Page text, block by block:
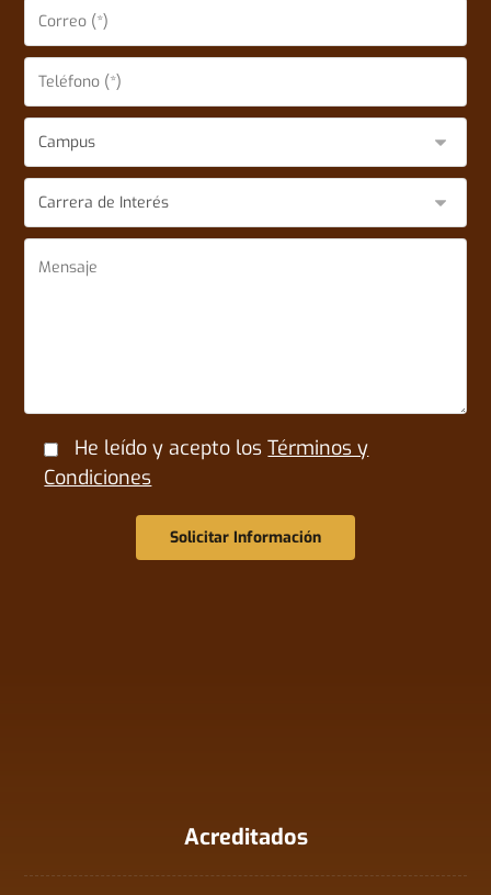
He leído y acepto losTérminos y
Condiciones
Solicitar Información
Acreditados